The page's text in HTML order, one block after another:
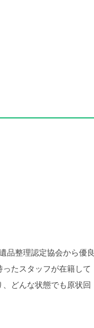
品整理認定協会から優良
たスタッフが在籍して
どんな状態でも原状回